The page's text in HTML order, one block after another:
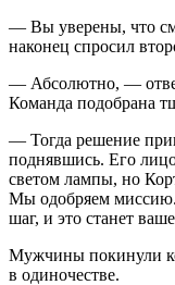
— Вы уверены, что
наконец спросил
— Абсолютно, —
Команда подобрана
— Тогда решение
поднявшись. Его
светом лампы, но
Мы одобряем
шаг, и это станет
Мужчины покинули
в одиночестве.